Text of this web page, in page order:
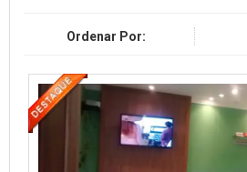
Ordenar Por: